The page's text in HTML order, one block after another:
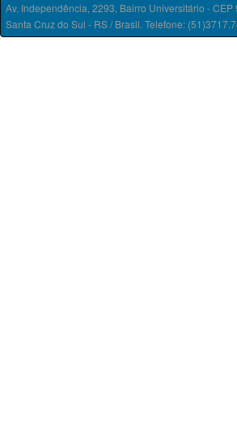
Av. Independência, 2293, Bairro Universitário - CEP
Santa Cruz do Sul - RS / Brasil. Telefone: